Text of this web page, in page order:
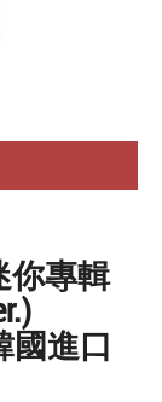
你專輯
國進口